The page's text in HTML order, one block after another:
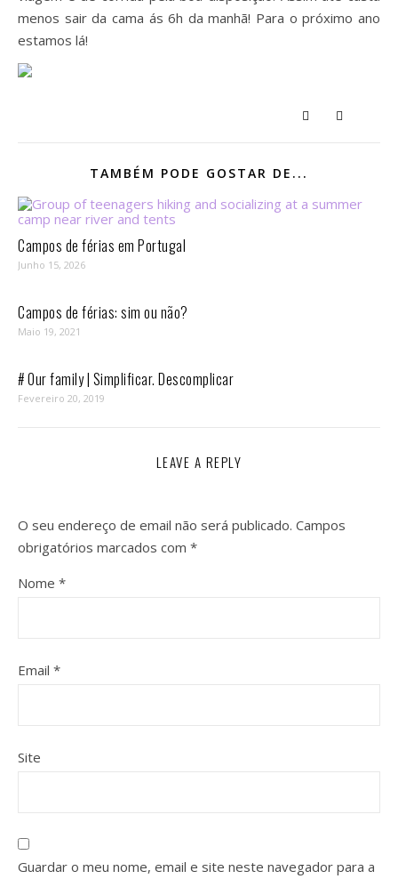
menos sair da cama ás 6h da manhã! Para o próximo ano
estamos lá!
TAMBÉM PODE GOSTAR DE...
Campos de férias em Portugal
Junho 15, 2026
Campos de férias: sim ou não?
Maio 19, 2021
# Our family | Simplificar. Descomplicar
Fevereiro 20, 2019
LEAVE A REPLY
O seu endereço de email não será publicado. Campos
obrigatórios marcados com *
Nome *
Email *
Site
Guardar o meu nome, email e site neste navegador para a